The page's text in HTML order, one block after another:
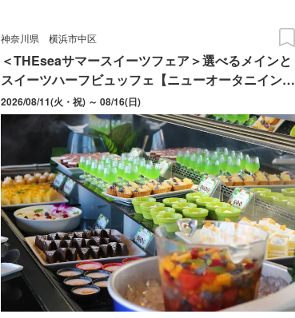
神奈川県 横浜市中区
＜THEseaサマースイーツフェア＞選べるメインと
スイーツハーフビュッフェ【ニューオータニイン横
浜プレミアム】
2026/08/11(火・祝) ～ 08/16(日)